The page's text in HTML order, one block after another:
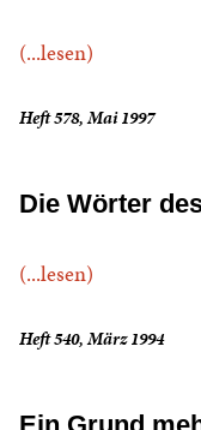
(...lesen)
Heft 578, Mai 1997
Die Wörter
(...lesen)
Heft 540, März 1994